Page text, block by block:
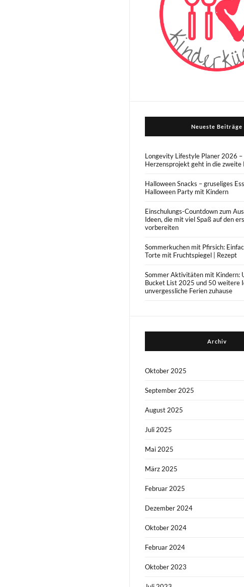
Neueste Beiträge
Longevity Lifestyle Planer 2026 –
Herzensprojekt geht in die zweite
Halloween Snacks – gruseliges
Halloween Party mit Kindern
Einschulungs-Countdown zum
Ideen, die mit viel Spaß auf den
vorbereiten
Sommerkuchen mit Pfirsich:
Torte mit Fruchtspiegel | Rezept
Sommer Aktivitäten mit Kindern:
Bucket List 2025 und 50 weitere
unvergessliche Ferien zuhause
Archiv
Oktober 2025
September 2025
August 2025
Juli 2025
Mai 2025
März 2025
Februar 2025
Dezember 2024
Oktober 2024
Februar 2024
Oktober 2023